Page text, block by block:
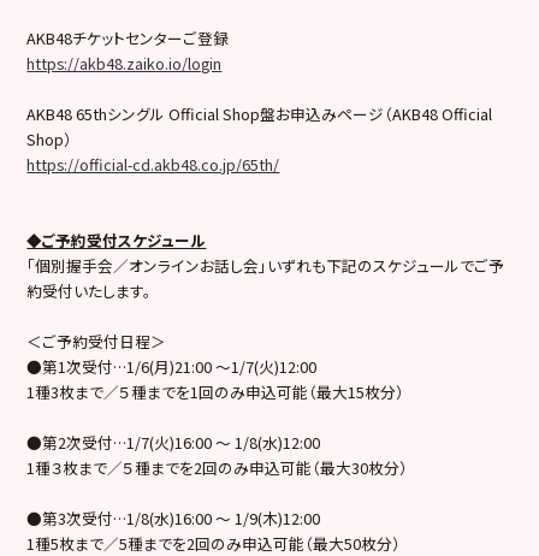
AKB48チケットセンターご登録
https://akb48.zaiko.io/login
AKB48 65thシングル Official Shop盤お申込みページ（AKB48 Official
Shop）
https://official-cd.akb48.co.jp/65th/
◆ご予約受付スケジュール
「個別握手会／オンラインお話し会」いずれも下記のスケジュールでご予
約受付いたします。
＜ご予約受付日程＞
●第1次受付…1/6(月)21:00 ～1/7(火)12:00
1種3枚まで／５種までを1回のみ申込可能（最大15枚分）
●第2次受付…1/7(火)16:00 ～ 1/8(水)12:00
1種３枚まで／５種までを2回のみ申込可能（最大30枚分）
●第3次受付…1/8(水)16:00 ～ 1/9(木)12:00
1種5枚まで／5種までを2回のみ申込可能（最大50枚分）